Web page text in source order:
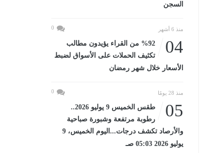
السجن
منذ 6 أشهر 0
04
%92 من القراء يؤيدون مطالب
تكثيف الحملات على الأسواق لضبط
الأسعار خلال شهر رمضان
منذ 28 يومًا 0
05
طقس الخميس 9 يوليو 2026..
رطوبة مرتفعة وشبورة صباحية
والأرصاد تكشف درجات...اليوم الخميس، 9
يوليو 2026 05:03 صـ